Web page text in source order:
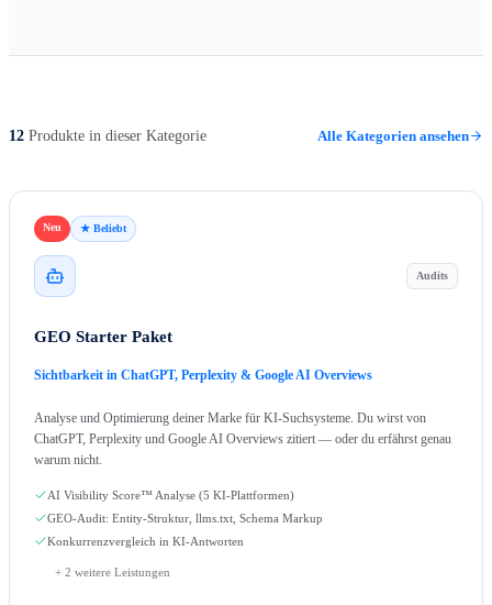
12 Produkte in dieser Kategorie Alle Kategorien ansehen
Neu ★ Beliebt
Audits
GEO Starter Paket
Sichtbarkeit in ChatGPT, Perplexity & Google AI Overviews
Analyse und Optimierung deiner Marke für KI-Suchsysteme. Du wirst von
ChatGPT, Perplexity und Google AI Overviews zitiert — oder du erfährst genau
warum nicht.
AI Visibility Score™ Analyse (5 KI-Plattformen)
GEO-Audit: Entity-Struktur, llms.txt, Schema Markup
Konkurrenzvergleich in KI-Antworten
+ 2 weitere Leistungen